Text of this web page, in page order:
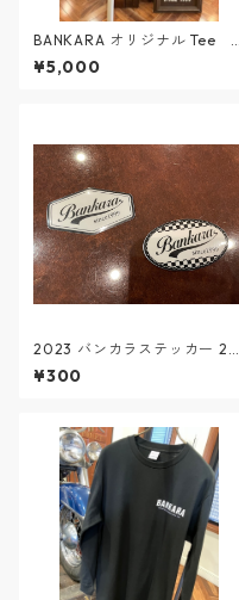
BANKARA オリジナル Tee
シティグリーン ＃１
¥5,000
2023 バンカラステッカー 2枚
SET #1
¥300